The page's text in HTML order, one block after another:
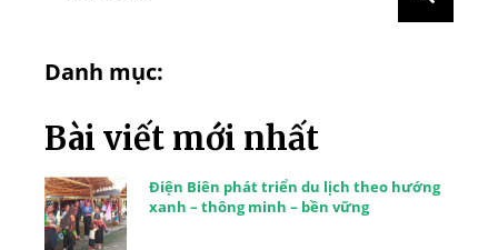
Danh mục:
Bài viết mới nhất
Điện Biên phát triển du lịch theo hướng
xanh – thông minh – bền vững